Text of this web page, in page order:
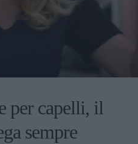
per capelli, il
sempre